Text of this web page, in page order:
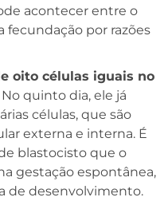
acontecer entre o
fecundação por razões
oito células iguais no
No quinto dia, ele já
células, que são
externa e interna. É
blastocisto que o
gestação espontânea,
de desenvolvimento.